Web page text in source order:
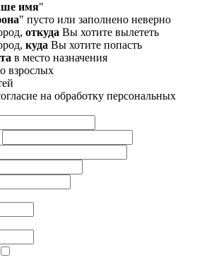
имя"
" пусто или заполнено неверно
откуда Вы хотите вылететь
куда Вы хотите попасть
в место назначения
взрослых
на обработку персональных